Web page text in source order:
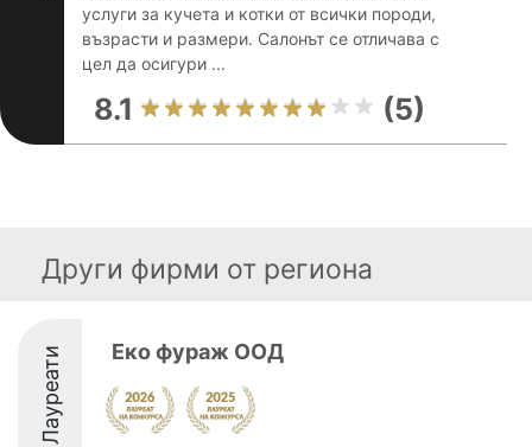
услуги за кучета и котки от всички породи,
възрасти и размери. Салонът се отличава с
цел да осигури ...
8.1 (5)
Други фирми от региона
Лауреати Еко фураж ООД